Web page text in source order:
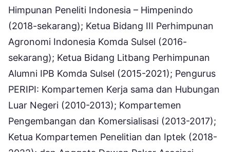
Himpunan Peneliti Indonesia – Himpenindo
(2018-sekarang); Ketua Bidang III Perhimpunan
Agronomi Indonesia Komda Sulsel (2016-
sekarang); Ketua Bidang Litbang Perhimpunan
Alumni IPB Komda Sulsel (2015-2021); Pengurus
PERIPI: Kompartemen Kerja sama dan Hubungan
Luar Negeri (2010-2013); Kompartemen
Pengembangan dan Komersialisasi (2013-2017);
Ketua Kompartemen Penelitian dan Iptek (2018-